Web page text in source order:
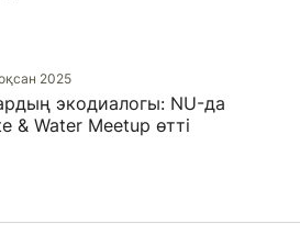
2025
экодиалогы: NU-да
& Water Meetup өтті